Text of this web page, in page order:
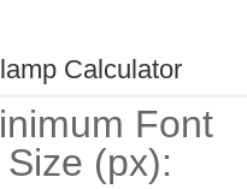
Calculator
Font
Size (px):